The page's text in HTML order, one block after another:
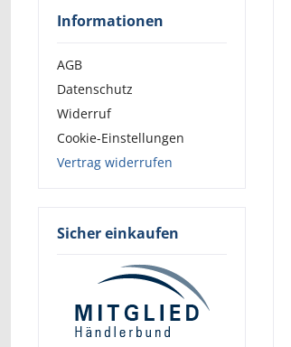
Informationen
AGB
Datenschutz
Widerruf
Cookie-Einstellungen
Vertrag widerrufen
Sicher einkaufen